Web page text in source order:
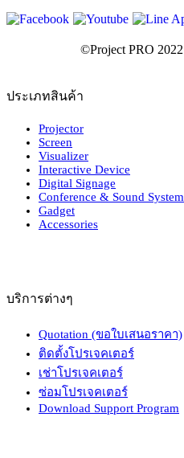
ประเภทสินค้า
Projector
Screen
Visualizer
Interactive Device
Digital Signage
Conference & Sound System
Gadget
Accessories
บริการต่างๆ
Quotation (ขอใบเสนอราคา)
ติดตั้งโปรเจคเตอร์
เช่าโปรเจคเตอร์
ซ่อมโปรเจคเตอร์
Download Support Program